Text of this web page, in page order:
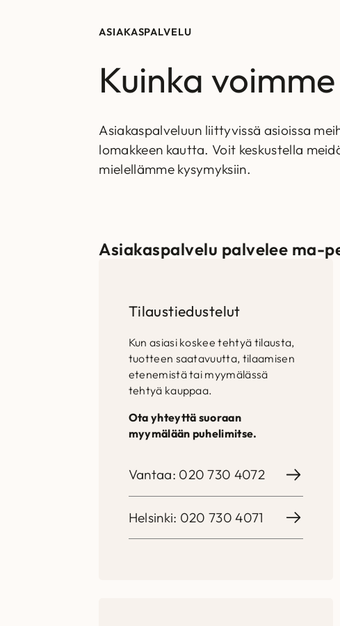
ASIAKASPALVELU
Kuinka
Asiakaspalveluun liittyvissä asioissa
lomakkeen kautta. Voit keskustella
mielellämme kysymyksiin.
Asiakaspalvelu palvelee ma-
Tilaustiedustelut
Kun asiasi koskee tehtyä tilausta,
tuotteen saatavuutta, tilaamisen
etenemistä tai myymälässä
tehtyä kauppaa.
Ota yhteyttä suoraan
myymälään puhelimitse.
Vantaa: 020 730 4072
Helsinki: 020 730 4071